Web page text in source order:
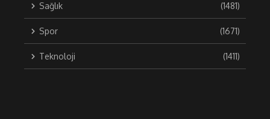
Sağlık (1481)
Spor (1671)
Teknoloji (1411)